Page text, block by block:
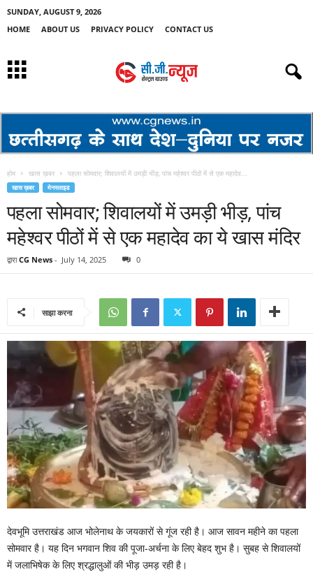
SUNDAY, AUGUST 9, 2026
HOME
ABOUT US PRIVACY POLICY CONTACT US
होम खास ख़बर पहला सोमवार; शिवालयों में उमड़ी भीड़, पांच महेश्वर पीठों में से एक महादेव...
खास ख़बर मेनस्लाइड
पहला सोमवार; शिवालयों में उमड़ी भीड़, पांच
महेश्वर पीठों में से एक महादेव का ये खास मंदिर
द्वारा CG News - July 14, 2025 0
साझा करना
देवभूमि उत्तराखंड आज भोलेनाथ के जयकारों से गूंज रही है। आज सावन महीने का पहला
सोमवार है। यह दिन भगवान शिव की पूजा-अर्चना के लिए बेहद शुभ है। सुबह से शिवालयों
में जलाभिषेक के लिए श्रद्धालुओं की भीड़ उमड़ रही है।